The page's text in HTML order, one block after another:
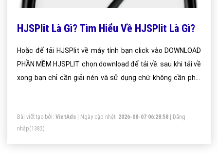
HJSPlit Là Gì? Tìm Hiểu Về HJSPlit Là Gì?
Hoặc để tải HJSPlit về máy tính bạn click vào DOWNLOAD
PHẦN MỀM HJSPLIT chọn download để tải về. sau khi tải về
xong bạn chỉ cần giải nén và sử dụng chứ không cần phải
Bài viết tạo bởi: VietAds | Ngày cập nhật: 2026-08-07 06:28:58
Đăng
nhập(1382)